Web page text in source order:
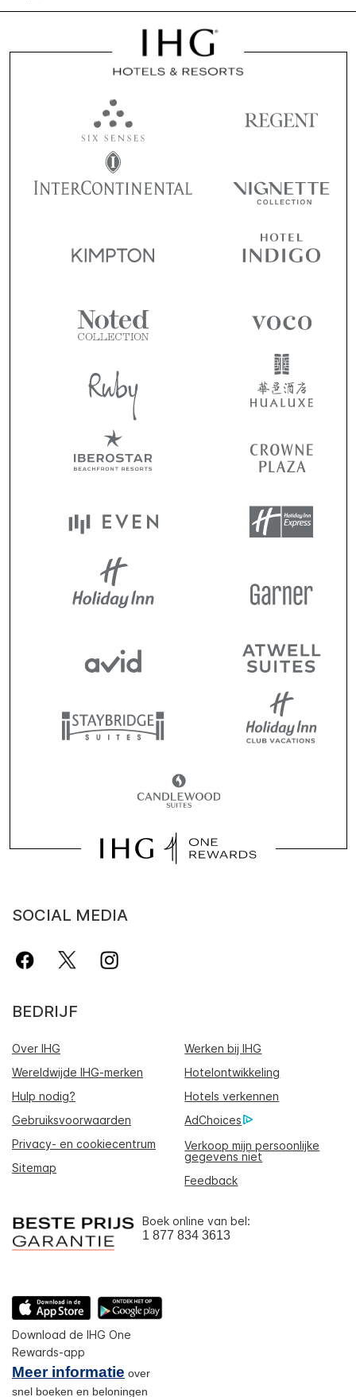
SOCIAL MEDIA
BEDRIJF
Over IHG
Werken bij IHG
Wereldwijde IHG-merken
Hotelontwikkeling
Hulp nodig?
Hotels verkennen
Gebruiksvoorwaarden
AdChoices
Privacy- en cookiecentrum
Verkoop mijn persoonlijke
gegevens niet
Sitemap
Feedback
Boek online van bel:
1 877 834 3613
Download de IHG One
Rewards-app
Meer informatie over
snel boeken en beloningen